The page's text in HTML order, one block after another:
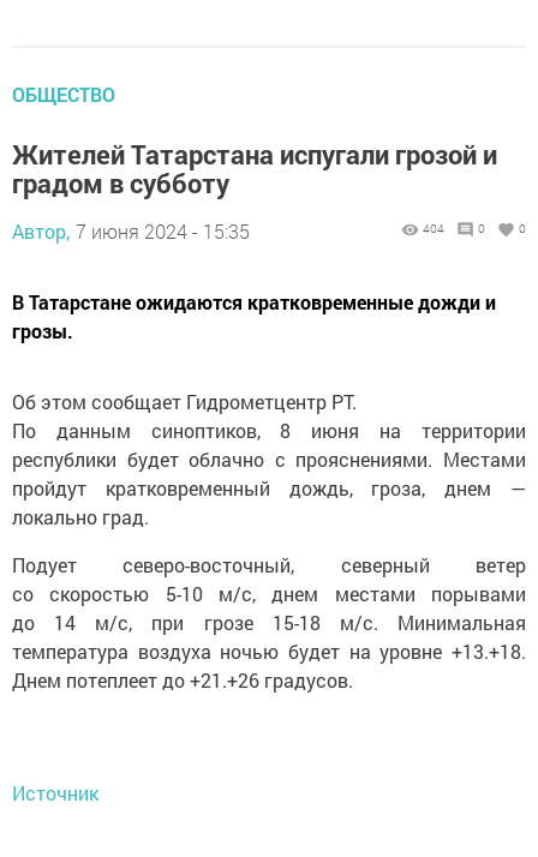
ОБЩЕСТВО
Жителей Татарстана испугали грозой и
градом в субботу
Автор, 7 июня 2024 - 15:35 404 0 0
В Татарстане ожидаются кратковременные дожди и
грозы.
Об этом сообщает Гидрометцентр РТ.
По данным синоптиков, 8 июня на территории
республики будет облачно с прояснениями. Местами
пройдут кратковременный дождь, гроза, днем —
локально град.
Подует северо-восточный, северный ветер
со скоростью 5-10 м/с, днем местами порывами
до 14 м/с, при грозе 15-18 м/с. Минимальная
температура воздуха ночью будет на уровне +13.+18.
Днем потеплеет до +21.+26 градусов.
Источник